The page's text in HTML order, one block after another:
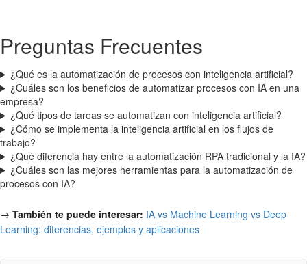
Preguntas Frecuentes
¿Qué es la automatización de procesos con inteligencia artificial?
¿Cuáles son los beneficios de automatizar procesos con IA en una
empresa?
¿Qué tipos de tareas se automatizan con inteligencia artificial?
¿Cómo se implementa la inteligencia artificial en los flujos de
trabajo?
¿Qué diferencia hay entre la automatización RPA tradicional y la IA?
¿Cuáles son las mejores herramientas para la automatización de
procesos con IA?
→ También te puede interesar: IA vs Machine Learning vs Deep
Learning: diferencias, ejemplos y aplicaciones